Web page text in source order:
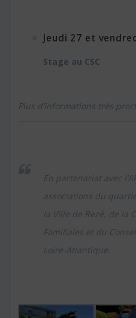
Jeudi 27 et
Stage au CSC
Plus d’informations très
En partenariat avec
associations du
la Ville de Rezé, de la
Familiales et du
Loire-Atlantique.